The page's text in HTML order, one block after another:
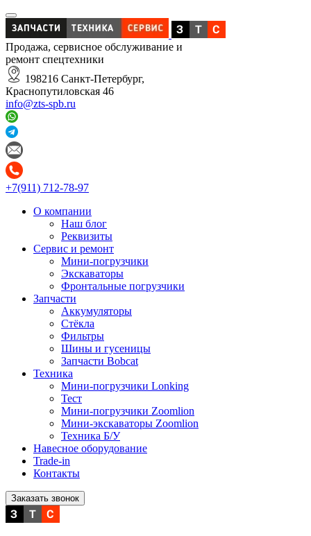
Продажа, сервисное обслуживание и
ремонт спецтехники
198216 Санкт-Петербург,
Краснопутиловская 46
info@zts-spb.ru
+7(911) 712-78-97
О компании
Наш блог
Реквизиты
Сервис и ремонт
Мини-погрузчики
Экскаваторы
Фронтальные погрузчики
Запчасти
Аккумуляторы
Стёкла
Фильтры
Шины и гусеницы
Запчасти Bobcat
Техника
Мини-погрузчики Lonking
Тест
Мини-погрузчики Zoomlion
Мини-экскаваторы Zoomlion
Техника Б/У
Навесное оборудование
Trade-in
Контакты
Заказать звонок